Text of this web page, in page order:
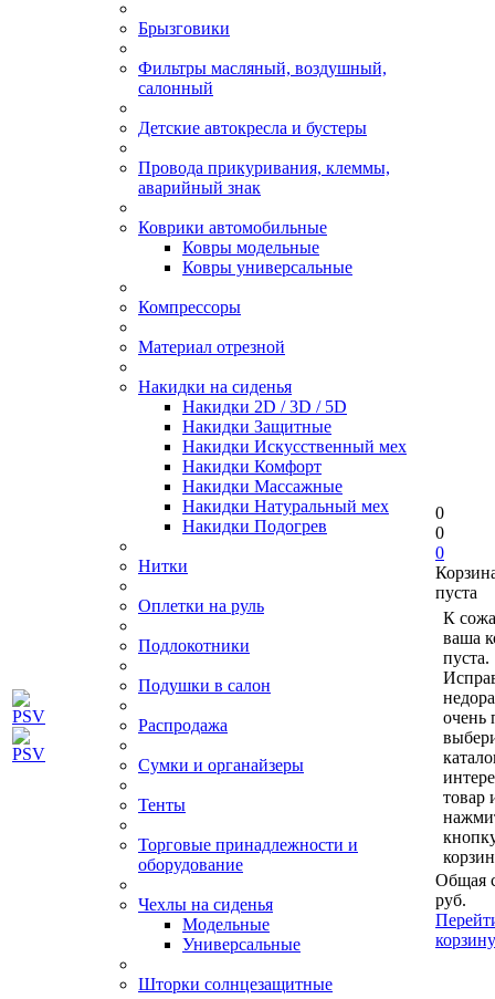
Брызговики
Фильтры масляный, воздушный,
салонный
Детские автокресла и бустеры
Провода прикуривания, клеммы,
аварийный знак
Коврики автомобильные
Ковры модельные
Ковры универсальные
Компрессоры
Материал отрезной
Накидки на сиденья
Накидки 2D / 3D / 5D
Накидки Защитные
Накидки Искусственный мех
Накидки Комфорт
Накидки Массажные
Накидки Натуральный мех
Накидки Подогрев
Нитки
Оплетки на руль
Подлокотники
Подушки в салон
Распродажа
Сумки и органайзеры
Тенты
Торговые принадлежности и
оборудование
Чехлы на сиденья
Модельные
Универсальные
Шторки солнцезащитные
0
0
0
пуста
К
ваша
пуста.
очень
товар
Общая
руб.
корзину